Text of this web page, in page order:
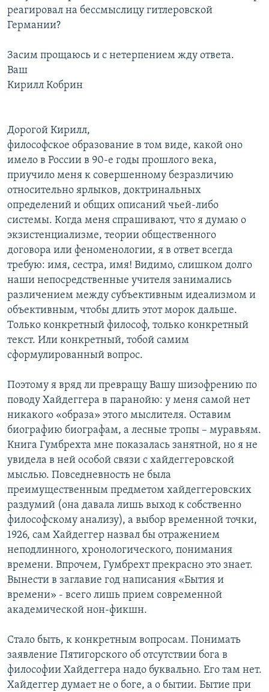
реагировал на бессмыслицу гитлеровской
Германии?
Засим прощаюсь и с нетерпением жду ответа.
Ваш
Кирилл Кобрин
Дорогой Кирилл,
философское образование в том виде, какой оно
имело в России в 90-е годы прошлого века,
приучило меня к совершенному безразличию
относительно ярлыков, доктринальных
определений и общих описаний чьей-либо
системы. Когда меня спрашивают, что я думаю о
экзистенциализме, теории общественного
договора или феноменологии, я в ответ всегда
требую: имя, сестра, имя! Видимо, слишком долго
наши непосредственные учителя занимались
различением между субъективным идеализмом и
объективным, чтобы длить этот морок дальше.
Только конкретный философ, только конкретный
текст. Или конкретный, тобой самим
сформулированный вопрос.
Поэтому я вряд ли превращу Вашу шизофрению по
поводу Хайдеггера в паранойю: у меня самой нет
никакого «образа» этого мыслителя. Оставим
биографию биографам, а лесные тропы – муравьям.
Книга Гумбрехта мне показалась занятной, но я не
увидела в ней особой связи с хайдеггеровской
мыслью. Повседневность не была
преимущественным предметом хайдеггеровских
раздумий (она давала лишь выход к собственно
философскому анализу), а выбор временной точки,
1926, сам Хайдеггер назвал бы отражением
неподлинного, хронологического, понимания
времени. Впрочем, Гумбрехт прекрасно это знает.
Вынести в заглавие год написания «Бытия и
времени» - всего лишь прием современной
академической нон-фикшн.
Стало быть, к конкретным вопросам. Понимать
заявление Пятигорского об отсутствии бога в
философии Хайдеггера надо буквально. Его там нет.
Хайдеггер думает не о боге, а о бытии. Бытие при